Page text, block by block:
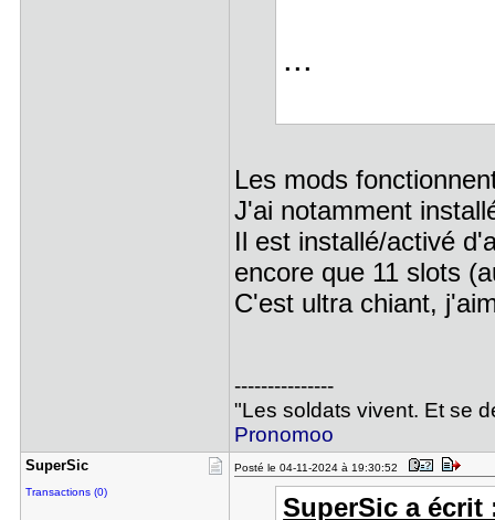
...
Les mods
J'ai notamment
Il est installé/activé
encore que 11 slots
C'est ultra chiant,
---------------
"Les soldats vivent. Et se
Pronomoo
SuperSic
Transactions (0)
Posté le 04-11-2024 à 19:30:52
SuperSic a écrit